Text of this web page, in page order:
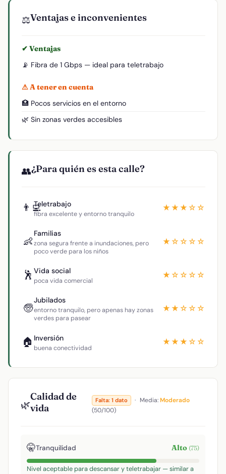
⚖️Ventajas e inconvenientes
✔ Ventajas
📡 Fibra de 1 Gbps — ideal para teletrabajo
⚠ A tener en cuenta
🏥 Pocos servicios en el entorno
🌿 Sin zonas verdes accesibles
👥¿Para quién es esta calle?
👨‍💻Teletrabajo
fibra excelente y entorno tranquilo
★★★☆☆
👶
Familias
zona segura frente a inundaciones, pero
poco verde para los niños
★☆☆☆☆
🕺 Vida social
poca vida comercial
★☆☆☆☆
🧓
Jubilados
entorno tranquilo, pero apenas hay zonas
verdes para pasear
★★☆☆☆
🏠 Inversión
buena conectividad
★★★☆☆
🌿
Calidad de
vida
Falta: 1 dato · Media:Moderado
(50/100)
🤫Tranquilidad Alto (75)
Nivel aceptable para descansar y teletrabajar — similar a